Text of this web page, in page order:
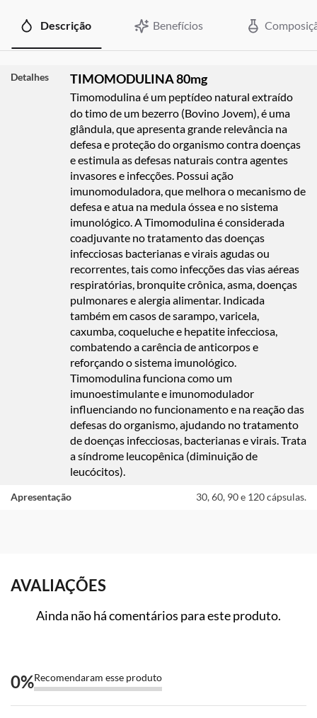
Descrição Benefícios
Detalhes TIMOMODULINA 80mg
Timomodulina é um peptídeo natural extraído
do timo de um bezerro (Bovino Jovem), é uma
glândula, que apresenta grande relevância na
defesa e proteção do organismo contra doenças
e estimula as defesas naturais contra agentes
invasores e infecções. Possui ação
imunomoduladora, que melhora o mecanismo de
defesa e atua na medula óssea e no sistema
imunológico. A Timomodulina é considerada
coadjuvante no tratamento das doenças
infecciosas bacterianas e virais agudas ou
recorrentes, tais como infecções das vias aéreas
respiratórias, bronquite crônica, asma, doenças
pulmonares e alergia alimentar. Indicada
também em casos de sarampo, varicela,
caxumba, coqueluche e hepatite infecciosa,
combatendo a carência de anticorpos e
reforçando o sistema imunológico.
Timomodulina funciona como um
imunoestimulante e imunomodulador
influenciando no funcionamento e na reação das
defesas do organismo, ajudando no tratamento
de doenças infecciosas, bacterianas e virais. Trata
a síndrome leucopênica (diminuição de
leucócitos).
Apresentação 30, 60, 90 e 120 cápsulas.
AVALIAÇÕES
Ainda não há comentários para este produto.
0%Recomendaram esse produto